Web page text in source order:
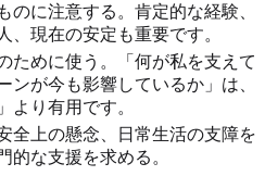
のに注意する。肯定的な経験、
、現在の安定も重要です。
ために使う。「何が私を支えて
ンが今も影響しているか」は、
より有用です。
全上の懸念、日常生活の支障を
的な支援を求める。